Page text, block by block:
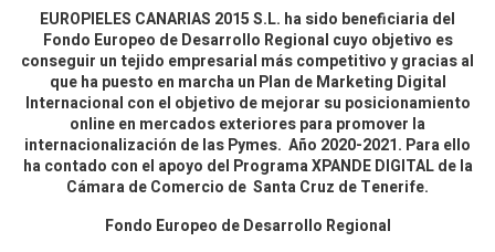
EUROPIELES CANARIAS 2015 S.L. ha sido beneficiaria del
Fondo Europeo de Desarrollo Regional cuyo objetivo es
conseguir un tejido empresarial más competitivo y gracias al
que ha puesto en marcha un Plan de Marketing Digital
Internacional con el objetivo de mejorar su posicionamiento
online en mercados exteriores para promover la
internacionalización de las Pymes. Año 2020-2021. Para ello
ha contado con el apoyo del Programa XPANDE DIGITAL de la
Cámara de Comercio de Santa Cruz de Tenerife.
Fondo Europeo de Desarrollo Regional